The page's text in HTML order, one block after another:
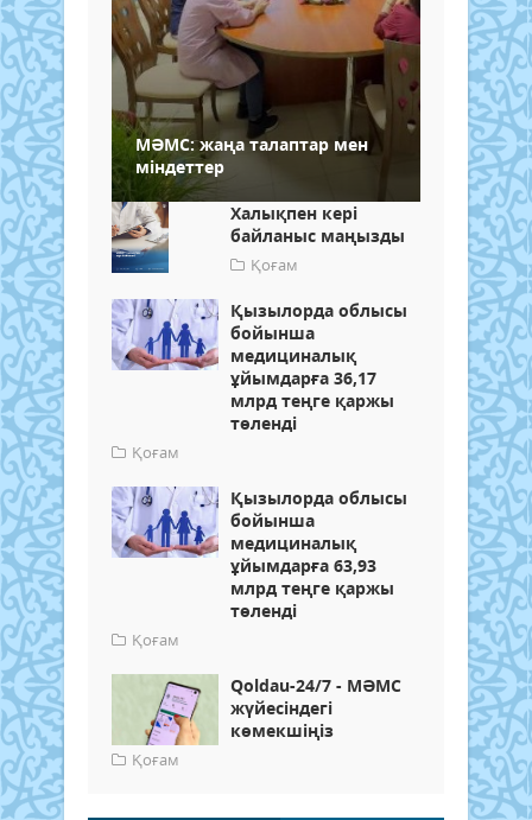
МӘМС: жаңа талаптар мен
міндеттер
Халықпен кері
байланыс маңызды
Қоғам
Қызылорда облысы
бойынша
медициналық
ұйымдарға 36,17
млрд теңге қаржы
төленді
Қоғам
Қызылорда облысы
бойынша
медициналық
ұйымдарға 63,93
млрд теңге қаржы
төленді
Қоғам
Qoldau-24/7 - МӘМС
жүйесіндегі
көмекшіңіз
Қоғам